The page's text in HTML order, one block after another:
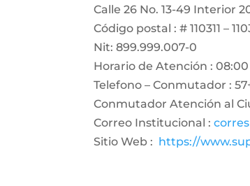
Calle 26 No. 13-49 Interior
Código postal : # 110311 –
Nit: 899.999.007-0
Horario de Atención :
Telefono – Conmutador :
Conmutador Atención al
Correo Institucional :
Sitio Web : https://